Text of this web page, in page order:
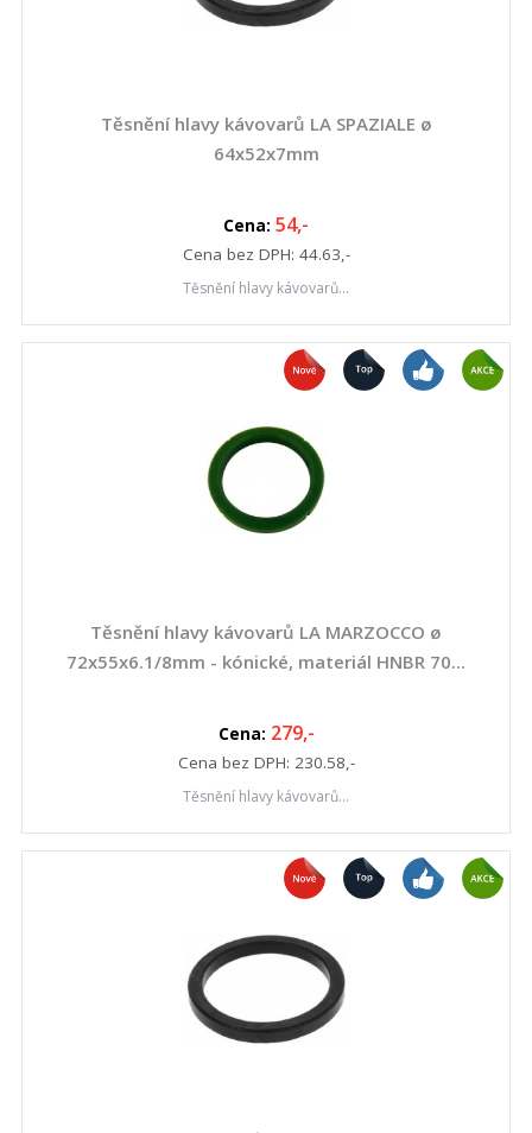
Těsnění hlavy kávovarů LA SPAZIALE ø
64x52x7mm
Cena: 54,-
Cena bez DPH: 44.63,-
Těsnění hlavy kávovarů...
Těsnění hlavy kávovarů LA MARZOCCO ø
72x55x6.1/8mm - kónické, materiál HNBR 70...
Cena: 279,-
Cena bez DPH: 230.58,-
Těsnění hlavy kávovarů...